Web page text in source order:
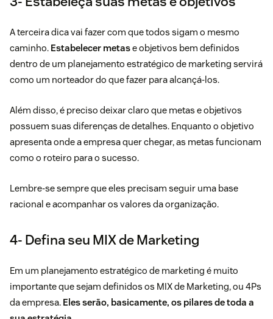
A terceira dica vai fazer com que todos sigam o mesmo
caminho. Estabelecer metase objetivos bem definidos
dentro de um planejamento estratégico de marketing servirá
como um norteador do que fazer para alcançá-los.
Além disso, é preciso deixar claro que metas e objetivos
possuem suas diferenças de detalhes. Enquanto o objetivo
apresenta onde a empresa quer chegar, as metas funcionam
como o roteiro para o sucesso.
Lembre-se sempre que eles precisam seguir uma base
racional e acompanhar os valores da organização.
4- Defina seu MIX de Marketing
Em um planejamento estratégico de marketing é muito
importante que sejam definidos os MIX de Marketing, ou 4Ps
da empresa. Eles serão, basicamente, os pilares de toda a